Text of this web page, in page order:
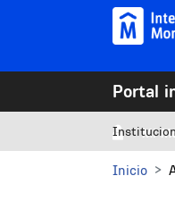
Pasar al contenido principal
Portal
Mi
Inicio